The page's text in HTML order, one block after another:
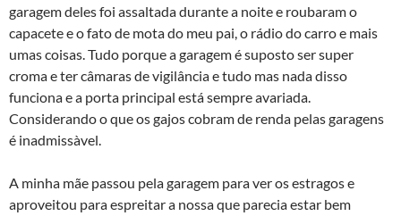
garagem deles foi assaltada durante a noite e roubaram o
capacete e o fato de mota do meu pai, o rádio do carro e mais
umas coisas. Tudo porque a garagem é suposto ser super
croma e ter câmaras de vigilância e tudo mas nada disso
funciona e a porta principal está sempre avariada.
Considerando o que os gajos cobram de renda pelas garagens
é inadmissà­vel.
A minha mãe passou pela garagem para ver os estragos e
aproveitou para espreitar a nossa que parecia estar bem